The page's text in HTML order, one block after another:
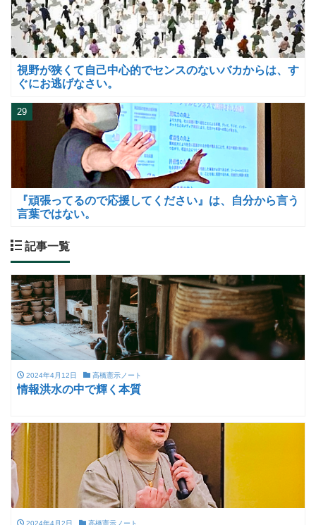
視野が狭くて自己中心的でセンスのないバカからは、す
ぐにお逃げなさい。
『頑張ってるので応援してください』は、自分から言う
言葉ではない。
29
記事一覧
2024年4月12日 高橋憲示ノート
情報洪水の中で輝く本質
2024年4月2日 高橋憲示ノート